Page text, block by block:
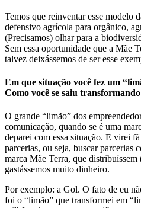
Temos que reinventar esse modelo
defensivo agrícola para orgânico,
(Precisamos) olhar para a
Sem essa oportunidade que a Mãe
talvez deixássemos de ser esse
Em que situação você fez um
Como você se saiu
O grande “limão” dos
comunicação, quando se é uma
deparei com essa situação. E virei
parcerias, ou seja, buscar parcerias
marca Mãe Terra, que distribuíssem
gastássemos muito dinheiro.
Por exemplo: a Gol. O fato de eu
foi o “limão” que transformei em